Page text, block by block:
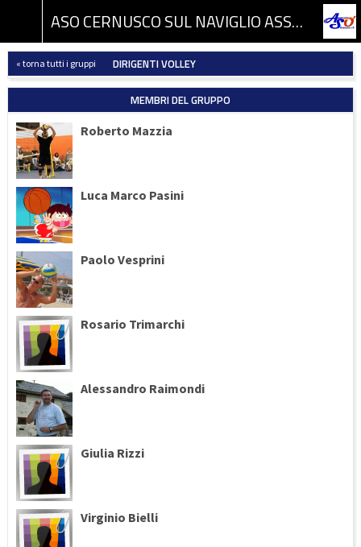
ASO CERNUSCO SUL NAVIGLIO ASSOCIAZIONE SPORTIVA DILETTANTISTICA
« torna tutti i gruppi DIRIGENTI VOLLEY
MEMBRI DEL GRUPPO
Roberto Mazzia
Luca Marco Pasini
Paolo Vesprini
Rosario Trimarchi
Alessandro Raimondi
Giulia Rizzi
Virginio Bielli